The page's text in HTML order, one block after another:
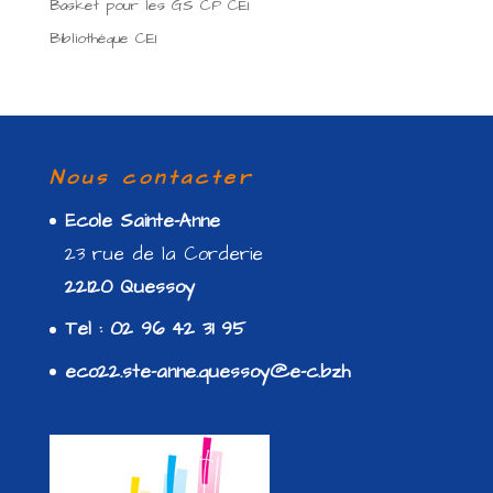
Basket pour les GS CP CE1
Bibliothèque CE1
Nous contacter
Ecole Sainte-Anne
23 rue de la Corderie
22120 Quessoy
Tel : 02 96 42 31 95
eco22.ste-anne.quessoy@e-c.bzh